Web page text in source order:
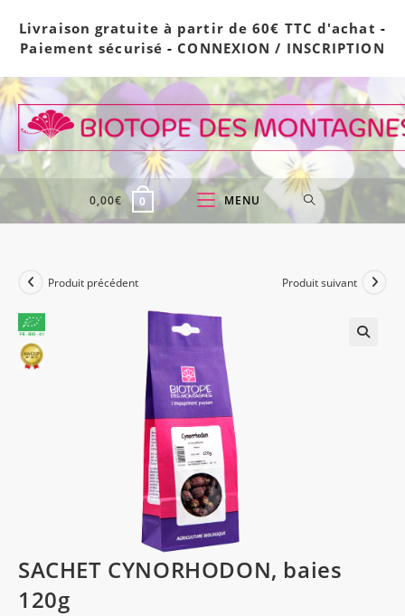
content
Livraison gratuite à partir de 60€ TTC d'achat -
Paiement sécurisé - CONNEXION / INSCRIPTION
0,00€ 0 MENU
Produit précédent Produit suivant
SACHET CYNORHODON, baies
120g